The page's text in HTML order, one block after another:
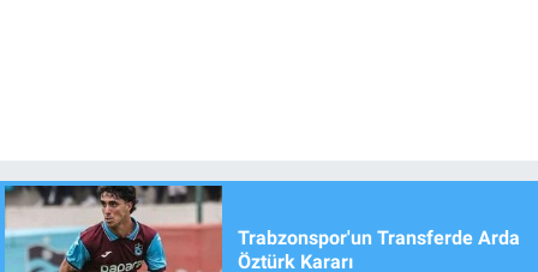
Trabzonspor'un Transferde Arda
Öztürk Kararı